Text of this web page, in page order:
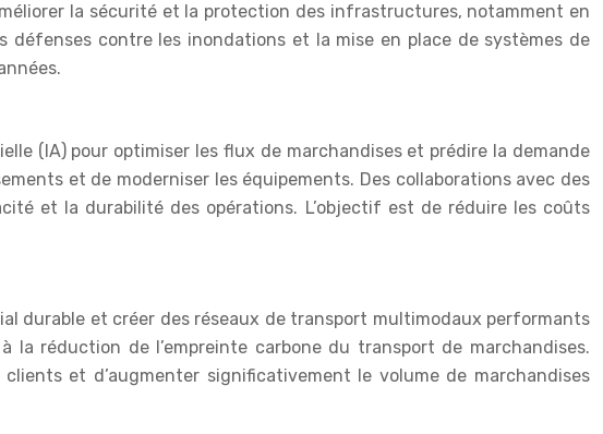
la sécurité et la protection des infrastructures, notamment en
contre les inondations et la mise en place de systèmes de
(IA) pour optimiser les flux de marchandises et prédire la demande
et de moderniser les équipements. Des collaborations avec des
et la durabilité des opérations. L’objectif est de réduire les coûts
durable et créer des réseaux de transport multimodaux performants
réduction de l’empreinte carbone du transport de marchandises.
et d’augmenter significativement le volume de marchandises